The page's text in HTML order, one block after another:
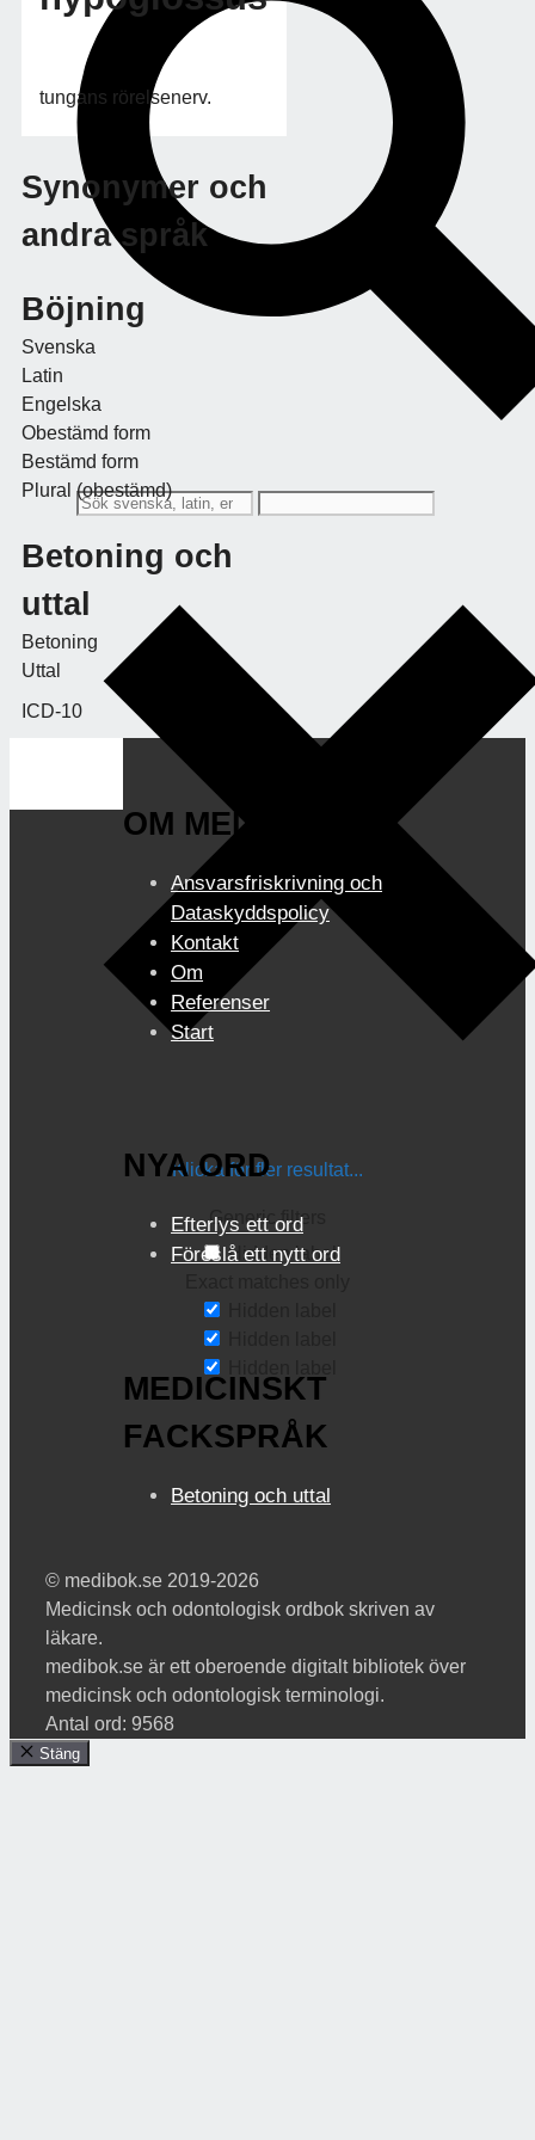
Klicka för fler resultat...
Generic filters
Hidden label
tungans rörelsenerv.
Synonymer och
andra språk
Böjning
Svenska
Latin
Engelska
Obestämd form
Bestämd form
Plural (obestämd)
Betoning och
uttal
Betoning
Uttal
ICD-10
OM MEDIBOK.SE
Ansvarsfriskrivning och
Dataskyddspolicy
Kontakt
Om
Referenser
Start
NYA ORD
Efterlys ett ord
Föreslå ett nytt ord
MEDICINSKT
FACKSPRÅK
Betoning och uttal
© medibok.se 2019-2026
Medicinsk och odontologisk ordbok skriven av
läkare.
medibok.se är ett oberoende digitalt bibliotek över
medicinsk och odontologisk terminologi.
Antal ord: 9568
Stäng